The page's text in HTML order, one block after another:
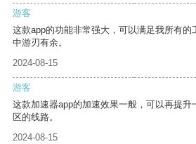
游客
这款app的功能非常强大，可以满足我所有
中游刃有余。
2024-08-15
游客
这款加速器app的加速效果一般，可以再提
区的线路。
2024-08-15